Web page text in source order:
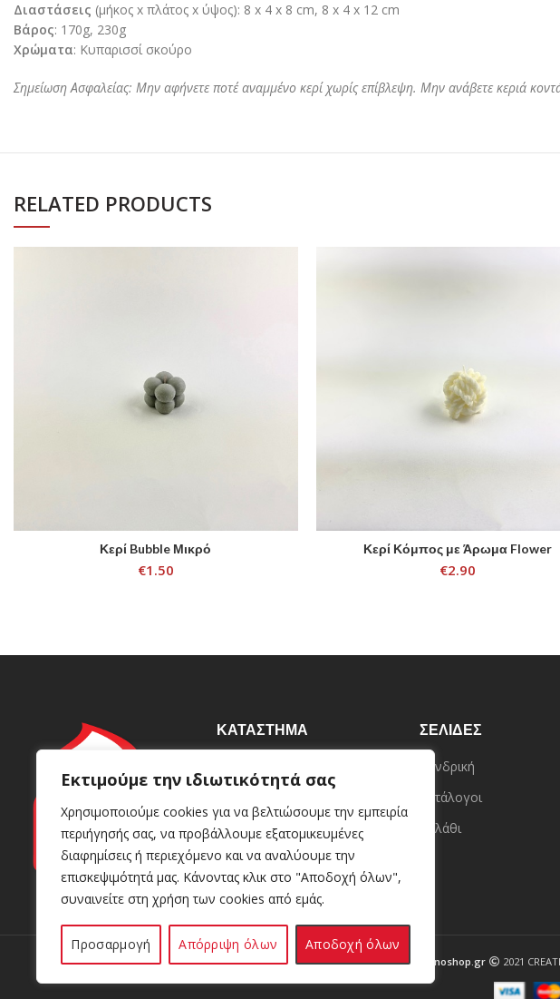
Εκτιμούμε την ιδιωτικότητά σας
Χρησιμοποιούμε cookies για να βελτιώσουμε την εμπειρία
περιήγησής σας, να προβάλλουμε εξατομικευμένες
διαφημίσεις ή περιεχόμενο και να αναλύουμε την
επισκεψιμότητά μας. Κάνοντας κλικ στο "Αποδοχή όλων",
συναινείτε στη χρήση των cookies από εμάς.
Προσαρμογή Απόρριψη όλων Αποδοχή όλων
Διαστάσεις (μήκος x πλάτος x ύψος): 8 x 4 x 8 cm, 8 x 4 x 12 cm
Βάρος: 170g, 230g
Χρώματα: Κυπαρισσί σκούρο
Σημείωση Ασφαλείας: Μην αφήνετε ποτέ αναμμένο κερί χωρίς επίβλεψη. Μην ανάβετε κεριά
RELATED PRODUCTS
ADD TO CART
Κερί Bubble Μικρό
€1.50
ADD TO CART
Κερί Κόμπος με Άρωμα Flower
€2.90
ΚΑΤΆΣΤΗΜΑ
72
+30 210 95 98 049
+30 693 81 86 613
info@kerinoshop.gr
ΣΕΛΙΔΕΣ
Χονδρική
Κατάλογοι
Καλάθι
Kerinoshop.gr 2021